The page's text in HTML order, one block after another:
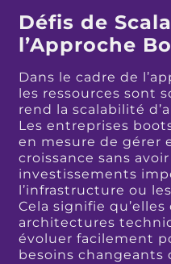
Défis de
l’Approche
Dans le cadre de
les ressources sont
rend la scalabilité
Les entreprises
en mesure de gérer
croissance sans
investissements
l’infrastructure ou
Cela signifie
architectures
évoluer facilement
besoins changeants